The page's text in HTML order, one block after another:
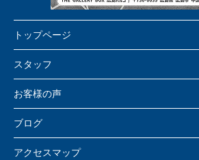
トップページ
スタッフ
お客様の声
ブログ
アクセスマップ